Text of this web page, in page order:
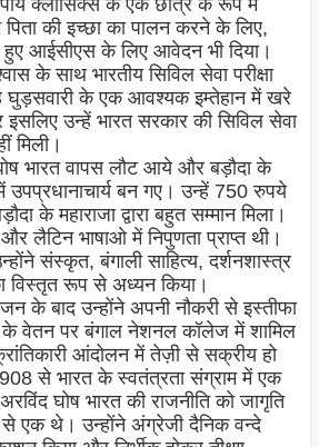
क्लासिक्स के एक छात्र के रूप में
पिता की इच्छा का पालन करने के लिए,
हुए आईसीएस के लिए आवेदन भी दिया।
के साथ भारतीय सिविल सेवा परीक्षा
घुड़सवारी के एक आवश्यक इम्तेहान में खरे
उन्हें भारत सरकार की सिविल सेवा
मिली।
भारत वापस लौट आये और बड़ौदा के
उपप्रधानाचार्य बन गए। उन्हें 750 रुपये
के महाराजा द्वारा बहुत सम्मान मिला।
लैटिन भाषाओ में निपुणता प्राप्त थी।
संस्कृत, बंगाली साहित्य, दर्शनशास्त्र
विस्तृत रूप से अध्यन किया।
के बाद उन्होंने अपनी नौकरी से इस्तीफा
वेतन पर बंगाल नेशनल कॉलेज में शामिल
आंदोलन में तेज़ी से सक्रीय हो
से भारत के स्वतंत्रता संग्राम में एक
घोष भारत की राजनीति को जागृति
से एक थे। उन्होंने अंग्रेजी दैनिक वन्दे